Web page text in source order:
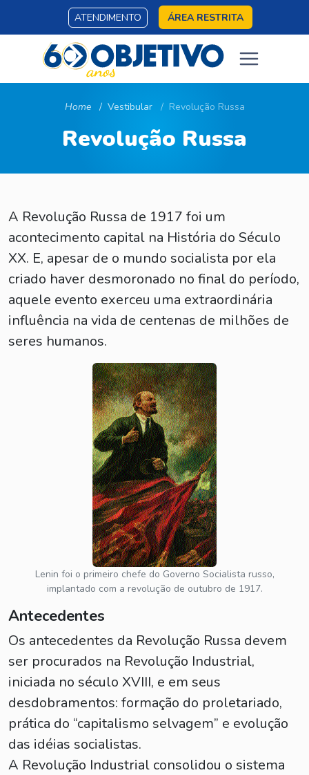
ATENDIMENTO ÁREA RESTRITA
Home Vestibular Revolução Russa
Revolução Russa
A Revolução Russa de 1917 foi um
acontecimento capital na História do Século
XX. E, apesar de o mundo socialista por ela
criado haver desmoronado no final do período,
aquele evento exerceu uma extraordinária
influência na vida de centenas de milhões de
seres humanos.
Lenin foi o primeiro chefe do Governo Socialista russo,
implantado com a revolução de outubro de 1917.
Antecedentes
Os antecedentes da Revolução Russa devem
ser procurados na Revolução Industrial,
iniciada no século XVIII, e em seus
desdobramentos: formação do proletariado,
prática do “capitalismo selvagem” e evolução
das idéias socialistas.
A Revolução Industrial consolidou o sistema